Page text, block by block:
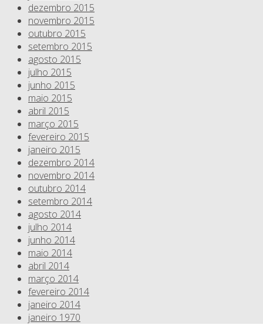
dezembro 2015
novembro 2015
outubro 2015
setembro 2015
agosto 2015
julho 2015
junho 2015
maio 2015
abril 2015
março 2015
fevereiro 2015
janeiro 2015
dezembro 2014
novembro 2014
outubro 2014
setembro 2014
agosto 2014
julho 2014
junho 2014
maio 2014
abril 2014
março 2014
fevereiro 2014
janeiro 2014
janeiro 1970